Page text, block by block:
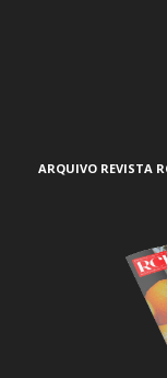
ARQUIVO REVISTA